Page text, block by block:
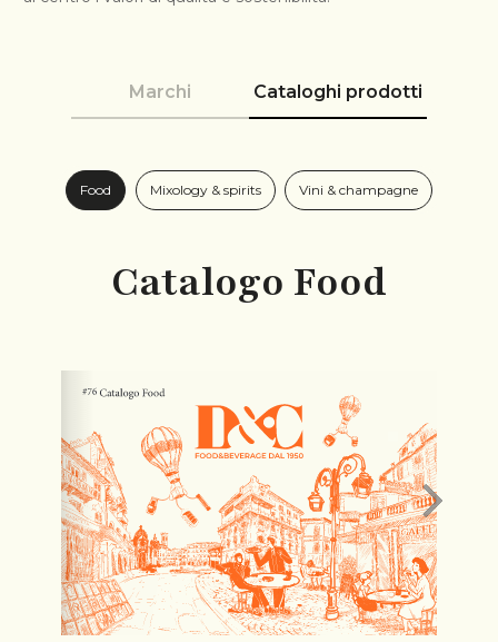
Marchi Cataloghi prodotti
Food Mixology & spirits Vini & champagne
Catalogo Food